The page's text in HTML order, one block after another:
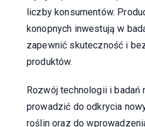
liczby konsumentów.
konopnych inwestują w
zapewnić skuteczność i
produktów.
Rozwój technologii i badań
prowadzić do odkrycia
roślin oraz do